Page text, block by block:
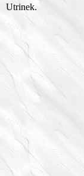
Utrinek.